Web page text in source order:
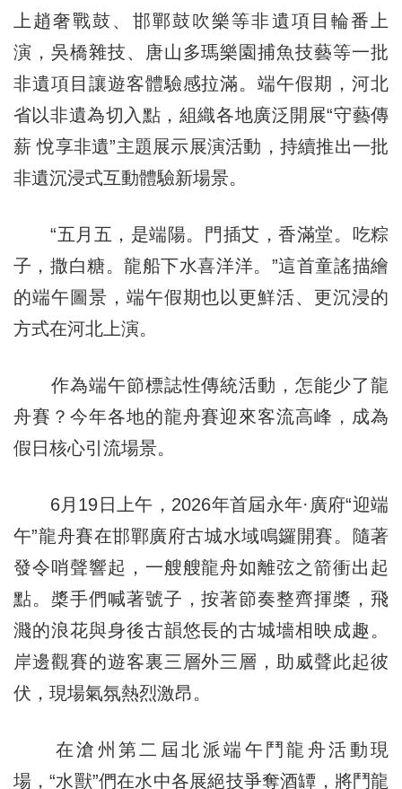
上趙奢戰鼓、邯鄲鼓吹樂等非遺項目輪番上
演，吳橋雜技、唐山多瑪樂園捕魚技藝等一批
非遺項目讓遊客體驗感拉滿。端午假期，河北
省以非遺為切入點，組織各地廣泛開展“守藝傳
薪 悅享非遺”主題展示展演活動，持續推出一批
非遺沉浸式互動體驗新場景。
“五月五，是端陽。門插艾，香滿堂。吃粽
子，撒白糖。龍船下水喜洋洋。”這首童謠描繪
的端午圖景，端午假期也以更鮮活、更沉浸的
方式在河北上演。
作為端午節標誌性傳統活動，怎能少了龍
舟賽？今年各地的龍舟賽迎來客流高峰，成為
假日核心引流場景。
6月19日上午，2026年首屆永年·廣府“迎端
午”龍舟賽在邯鄲廣府古城水域鳴鑼開賽。隨著
發令哨聲響起，一艘艘龍舟如離弦之箭衝出起
點。槳手們喊著號子，按著節奏整齊揮槳，飛
濺的浪花與身後古韻悠長的古城墻相映成趣。
岸邊觀賽的遊客裏三層外三層，助威聲此起彼
伏，現場氣氛熱烈激昂。
在滄州第二屆北派端午鬥龍舟活動現
場，“水獸”們在水中各展絕技爭奪酒罈，將鬥龍